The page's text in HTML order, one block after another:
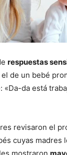
respuestas
de un bebé
«Da-da está
revisaron el
cuyas madres